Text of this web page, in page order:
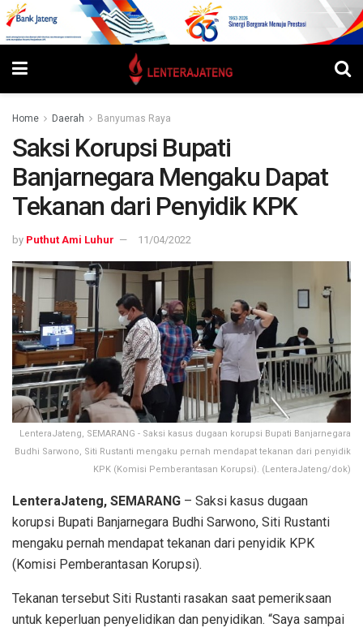
Home Daerah Banyumas Raya
Saksi Korupsi Bupati
Banjarnegara Mengaku Dapat
Tekanan dari Penyidik KPK
by Puthut Ami Luhur 11/04/2022
LenteraJateng, SEMARANG - Saksi kasus dugaan korupsi Bupati Banjarnegara
Budhi Sarwono, Siti Rustanti mengaku pernah mendapat tekanan dari penyidik
KPK (Komisi Pemberantasan Korupsi). (LenteraJateng/dok)
LenteraJateng, SEMARANG – Saksi kasus dugaan
korupsi Bupati Banjarnegara Budhi Sarwono, Siti Rustanti
mengaku pernah mendapat tekanan dari penyidik KPK
(Komisi Pemberantasan Korupsi).
Tekanan tersebut Siti Rustanti rasakan saat pemeriksaan
untuk keperluan penyelidikan dan penyidikan. “Saya sampai